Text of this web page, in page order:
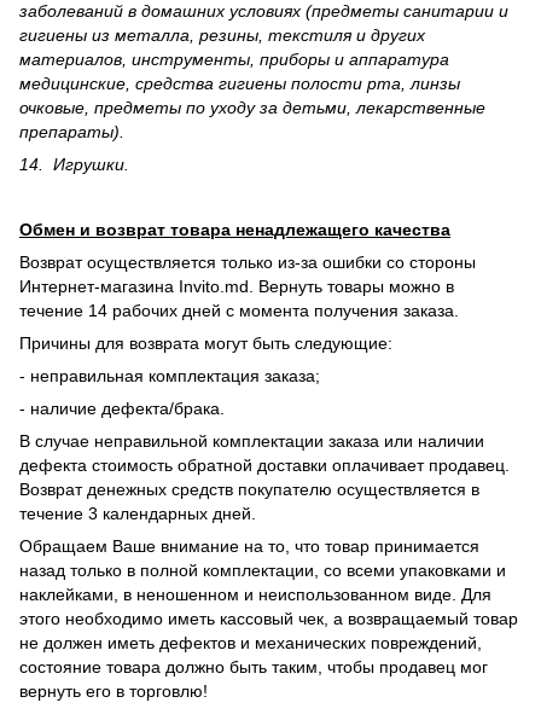
заболеваний в домашних условиях (предметы санитарии и
гигиены из металла, резины, текстиля и других
материалов, инструменты, приборы и аппаратура
медицинские, средства гигиены полости рта, линзы
очковые, предметы по уходу за детьми, лекарственные
препараты).
14. Игрушки.
Обмен и возврат товара ненадлежащего качества
Возврат осуществляется только из-за ошибки со стороны
Интернет-магазина Invito.md. Вернуть товары можно в
течение 14 рабочих дней с момента получения заказа.
Причины для возврата могут быть следующие:
- неправильная комплектация заказа;
- наличие дефекта/брака.
В случае неправильной комплектации заказа или наличии
дефекта стоимость обратной доставки оплачивает продавец.
Возврат денежных средств покупателю осуществляется в
течение 3 календарных дней.
Обращаем Ваше внимание на то, что товар принимается
назад только в полной комплектации, со всеми упаковками и
наклейками, в неношенном и неиспользованном виде. Для
этого необходимо иметь кассовый чек, а возвращаемый товар
не должен иметь дефектов и механических повреждений,
состояние товара должно быть таким, чтобы продавец мог
вернуть его в торговлю!